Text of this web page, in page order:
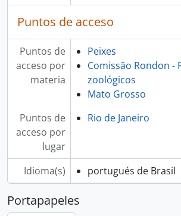
Puntos de acceso
Puntos de
acceso por
materia
Peixes
Comissão Rondon -
zoológicos
Mato Grosso
Puntos de
acceso por
lugar
Rio de Janeiro
Idioma(s) portugués de Brasil
Portapapeles